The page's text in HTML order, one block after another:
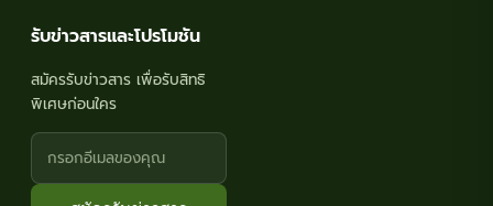
รับข่าวสารและโปรโมชัน
สมัครรับข่าวสาร เพื่อรับสิทธิ
พิเศษก่อนใคร